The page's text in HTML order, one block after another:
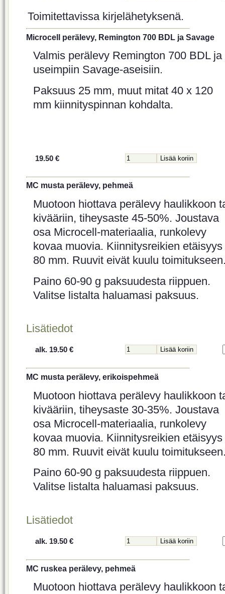
Toimitettavissa kirjelähetyksenä.
Microcell perälevy, Remington 700 BDL ja Savage
Valmis perälevy Remington 700 BDL ja
useimpiin Savage-aseisiin.
Paksuus 25 mm, muut mitat 40 x 120
mm kiinnityspinnan kohdalta.
19.50 €
MC musta perälevy, pehmeä
Muotoon hiottava perälevy haulikkoon
kivääriin, tiheysaste 45-50%. Joustava
osa Microcell-materiaalia, runkolevy
kovaa muovia. Kiinnitysreikien etäisyys
80 mm. Ruuvit eivät kuulu
Paino 60-90 g paksuudesta riippuen.
Valitse listalta haluamasi paksuus.
Lisätiedot
alk. 19.50 €
MC musta perälevy, erikoispehmeä
Muotoon hiottava perälevy haulikkoon
kivääriin, tiheysaste 30-35%. Joustava
osa Microcell-materiaalia, runkolevy
kovaa muovia. Kiinnitysreikien etäisyys
80 mm. Ruuvit eivät kuulu
Paino 60-90 g paksuudesta riippuen.
Valitse listalta haluamasi paksuus.
Lisätiedot
alk. 19.50 €
MC ruskea perälevy, pehmeä
Muotoon hiottava perälevy haulikkoon